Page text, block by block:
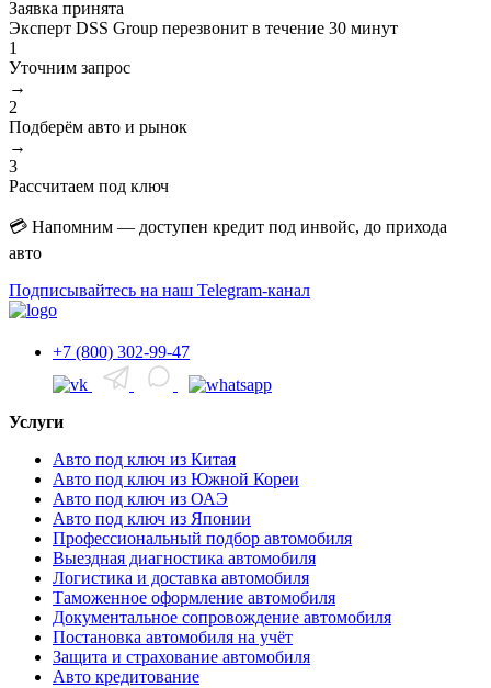
Заявка принята
Эксперт DSS Group перезвонит в течение 30 минут
1
Уточним запрос
→
2
Подберём авто и рынок
→
3
Рассчитаем под ключ
💳 Напомним — доступен кредит под инвойс, до прихода
авто
Подписывайтесь на наш Telegram-канал
+7 (800) 302-99-47
Услуги
Авто под ключ из Китая
Авто под ключ из Южной Кореи
Авто под ключ из ОАЭ
Авто под ключ из Японии
Профессиональный подбор автомобиля
Выездная диагностика автомобиля
Логистика и доставка автомобиля
Таможенное оформление автомобиля
Документальное сопровождение автомобиля
Постановка автомобиля на учёт
Защита и страхование автомобиля
Авто кредитование